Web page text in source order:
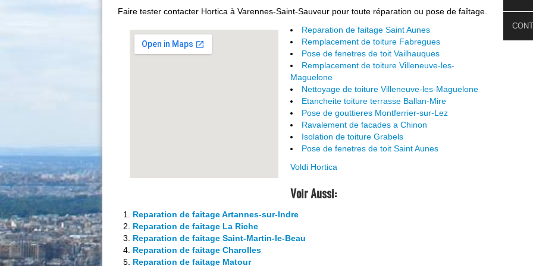
Faire tester contacter Hortica à Varennes-Saint-Sauveur pour toute réparation ou pose de faîtage.
Reparation de faitage Saint Aunes
Remplacement de toiture Fabregues
Pose de fenetres de toit Vailhauques
Remplacement de toiture Villeneuve-les-
Maguelone
Nettoyage de toiture Villeneuve-les-Maguelone
Etancheite toiture terrasse Ballan-Mire
Pose de gouttieres Montferrier-sur-Lez
Ravalement de facades a Chinon
Isolation de toiture Grabels
Pose de fenetres de toit Saint Aunes
Voldi Hortica
Voir Aussi:
Reparation de faitage Artannes-sur-Indre
Reparation de faitage La Riche
Reparation de faitage Saint-Martin-le-Beau
Reparation de faitage Charolles
Reparation de faitage Matour